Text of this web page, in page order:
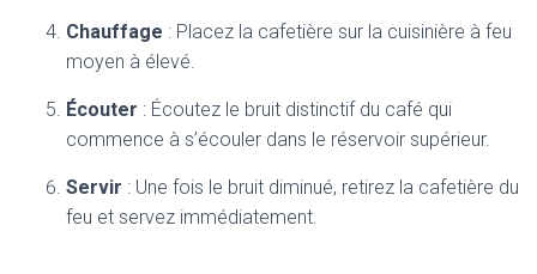
Chauffage : Placez la cafetière sur la cuisinière à feu
moyen à élevé.
Écouter : Écoutez le bruit distinctif du café qui
commence à s’écouler dans le réservoir supérieur.
Servir : Une fois le bruit diminué, retirez la cafetière du
feu et servez immédiatement.